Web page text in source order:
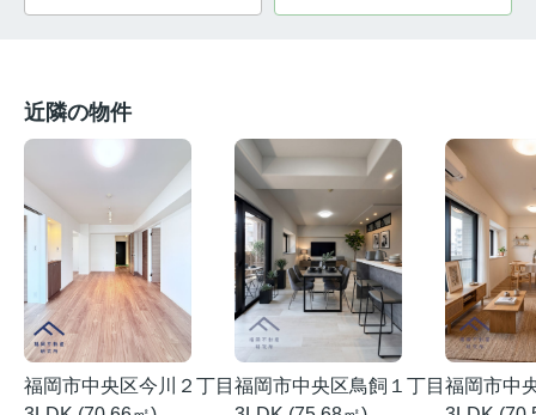
近隣の物件
福岡市中央区今川２丁目 福岡市中央区鳥飼１丁目 福岡市中